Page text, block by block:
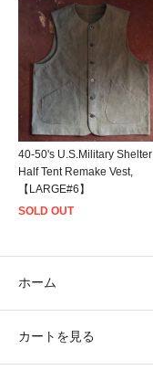
40-50's U.S.Military Shelter
Half Tent Remake Vest,
【LARGE#6】
SOLD OUT
ホーム
カートを見る